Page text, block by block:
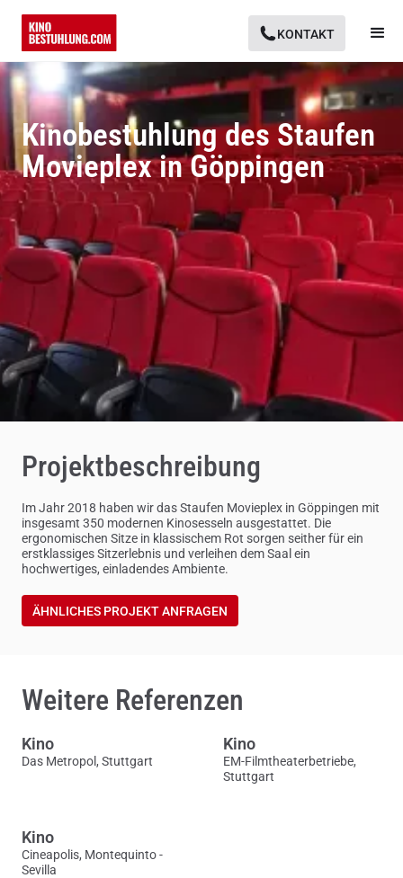
KONTAKT
Kinobestuhlung des Staufen
Movieplex in Göppingen
Projektbeschreibung
Im Jahr 2018 haben wir das Staufen Movieplex in Göppingen mit
insgesamt 350 modernen Kinosesseln ausgestattet. Die
ergonomischen Sitze in klassischem Rot sorgen seither für ein
erstklassiges Sitzerlebnis und verleihen dem Saal ein
hochwertiges, einladendes Ambiente.
ÄHNLICHES PROJEKT ANFRAGEN
Weitere Referenzen
Kino
Das Metropol, Stuttgart
Kino
EM-Filmtheaterbetriebe,
Stuttgart
Kino
Cineapolis, Montequinto -
Sevilla